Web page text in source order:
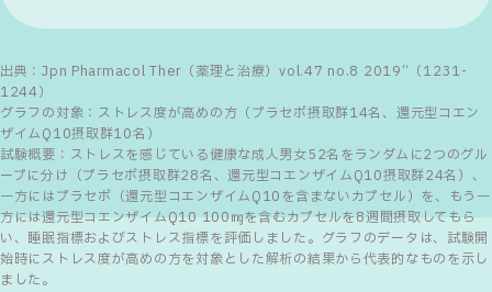
出典：Jpn Pharmacol Ther（薬理と治療）vol.47 no.8 2019“（1231-
1244）
グラフの対象：ストレス度が高めの方（プラセボ摂取群14名、還元型コエン
ザイムQ10摂取群10名）
試験概要：ストレスを感じている健康な成人男女52名をランダムに2つのグル
ープに分け（プラセボ摂取群28名、還元型コエンザイムQ10摂取群24名）、
一方にはプラセボ（還元型コエンザイムQ10を含まないカプセル）を、もう一
方には還元型コエンザイムQ10 100㎎を含むカプセルを8週間摂取してもら
い、睡眠指標およびストレス指標を評価しました。グラフのデータは、試験開
始時にストレス度が高めの方を対象とした解析の結果から代表的なものを示し
ました。